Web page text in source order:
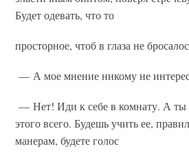
Будет одевать, что то
просторное, чтоб в глаза не
— А мое мнение никому не
— Нет! Иди к себе в комнату. А ты
этого всего. Будешь учить ее,
манерам, будете голос